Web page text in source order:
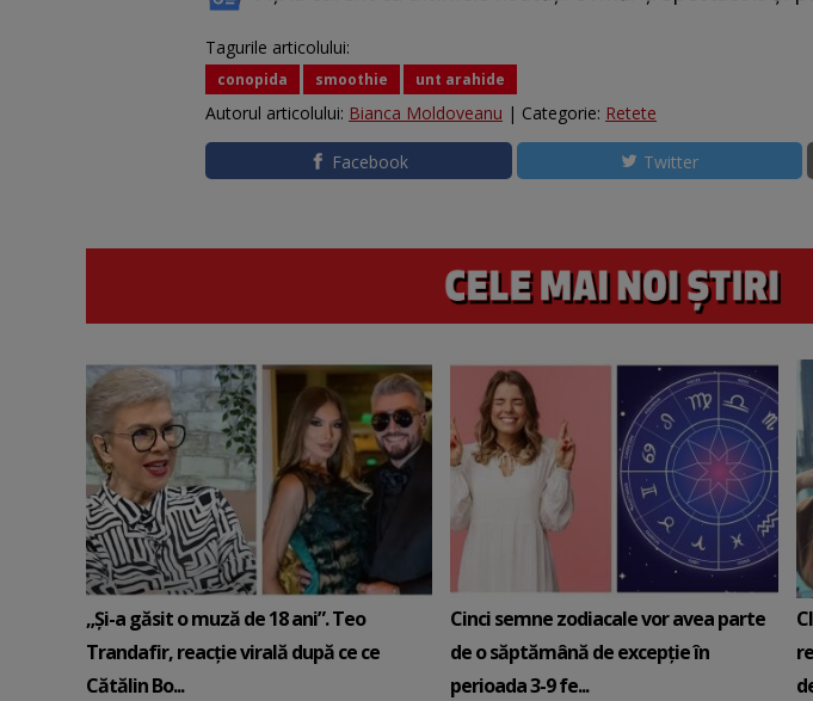
Tagurile articolului:
conopida smoothie unt arahide
Autorul articolului: Bianca Moldoveanu | Categorie: Retete
Facebook Twitter
„Și-a găsit o muză de 18 ani”. Teo
Trandafir, reacție virală după ce ce
Cătălin Bo...
Cinci semne zodiacale vor avea parte
de o săptămână de excepție în
perioada 3-9 fe...